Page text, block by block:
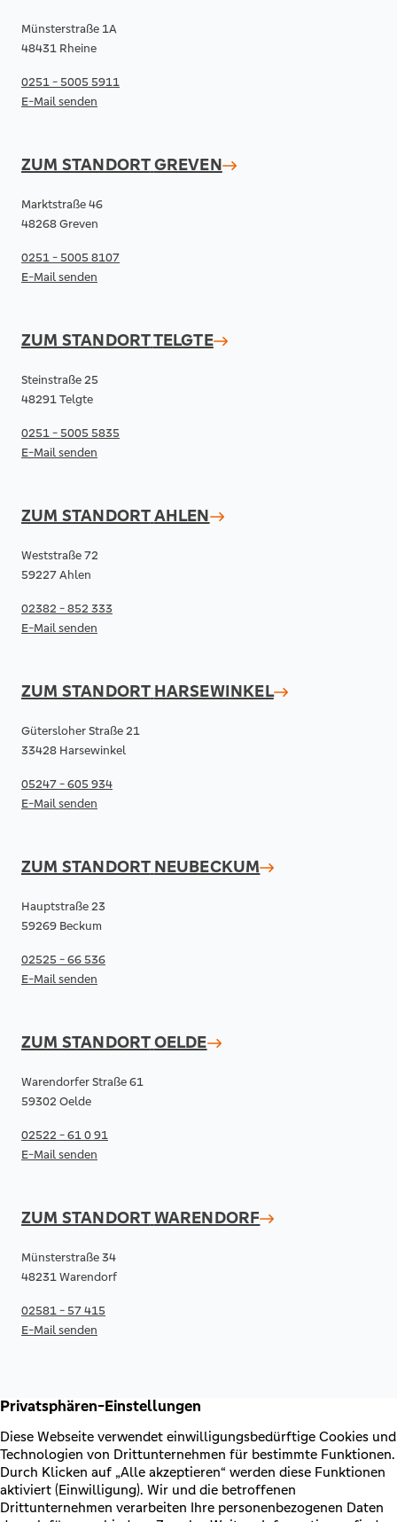
Münsterstraße 1A
48431 Rheine
0251 - 5005 5911
E-Mail senden
ZUM STANDORTGREVEN
Marktstraße 46
48268 Greven
0251 - 5005 8107
E-Mail senden
ZUM STANDORTTELGTE
Steinstraße 25
48291 Telgte
0251 - 5005 5835
E-Mail senden
ZUM STANDORTAHLEN
Weststraße 72
59227 Ahlen
02382 - 852 333
E-Mail senden
ZUM STANDORT HARSEWINKEL
Gütersloher Straße 21
33428 Harsewinkel
05247 - 605 934
E-Mail senden
ZUM STANDORT NEUBECKUM
Hauptstraße 23
59269 Beckum
02525 - 66 536
E-Mail senden
ZUM STANDORTOELDE
Warendorfer Straße 61
59302 Oelde
02522 - 61 0 91
E-Mail senden
ZUM STANDORTWARENDORF
Münsterstraße 34
48231 Warendorf
02581 - 57 415
E-Mail senden
RECHTLICHES & KONTAKT
Kontakt
AGB & Sonderbedingungen
Erklärung zur Barrierefreiheit